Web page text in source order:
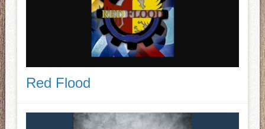
Red Flood